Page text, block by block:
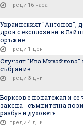
преди 16 часа
Украинският "Антонов",
дрон с експлозиви в
оръжие
преди 1 ден
Случаят "Ива Михайлова"
събрание
преди 3 дни
Борисов е понатежал и
закона - съмнителна
разбуни духовете
преди 4 дни